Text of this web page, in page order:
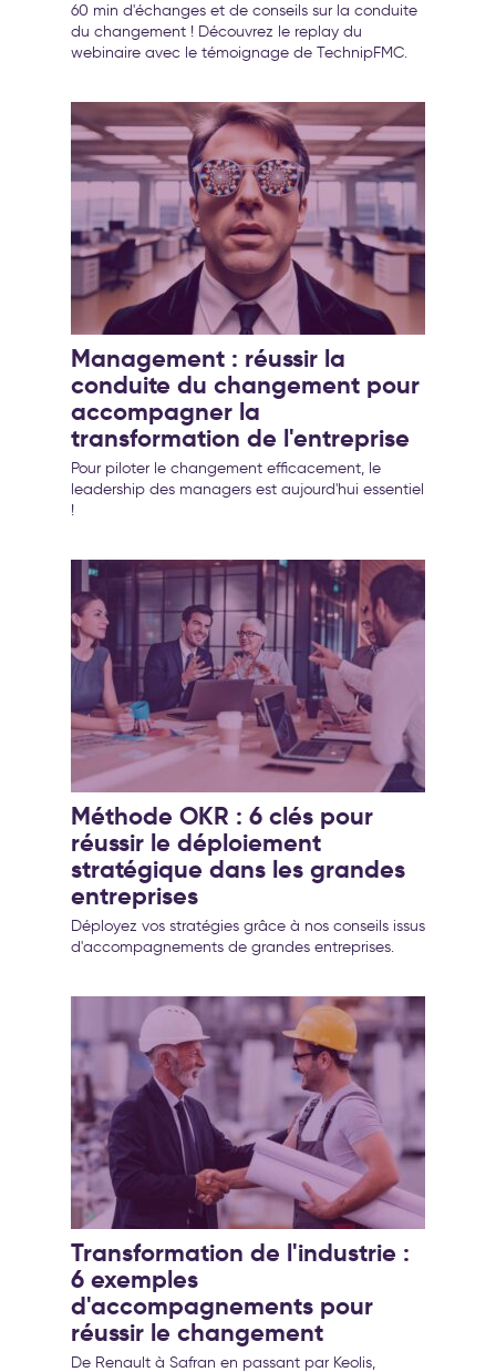
60 min d'échanges et de conseils sur la conduite
du changement ! Découvrez le replay du
webinaire avec le témoignage de TechnipFMC.
Management : réussir la
conduite du changement pour
accompagner la
transformation de l'entreprise
Pour piloter le changement efficacement, le
leadership des managers est aujourd'hui essentiel
!
Méthode OKR : 6 clés pour
réussir le déploiement
stratégique dans les grandes
entreprises
Déployez vos stratégies grâce à nos conseils issus
d'accompagnements de grandes entreprises.
Transformation de l'industrie :
6 exemples
d'accompagnements pour
réussir le changement
De Renault à Safran en passant par Keolis,